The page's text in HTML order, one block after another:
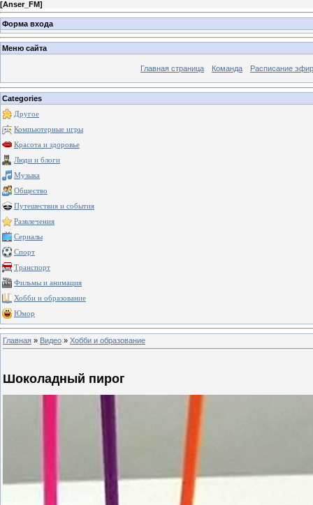
[Anser_FM]
Форма входа
Меню сайта
Главная страница Команда Расписание
Categories
Другое
Компьютерные игры
Красота и здоровье
Люди и блоги
Музыка
Общество
Путешествия и события
Развлечения
Сериалы
Спорт
Транспорт
Фильмы и анимация
Хобби и образование
Юмор
Главная » Видео » Хобби и образование
Шоколадный пирог